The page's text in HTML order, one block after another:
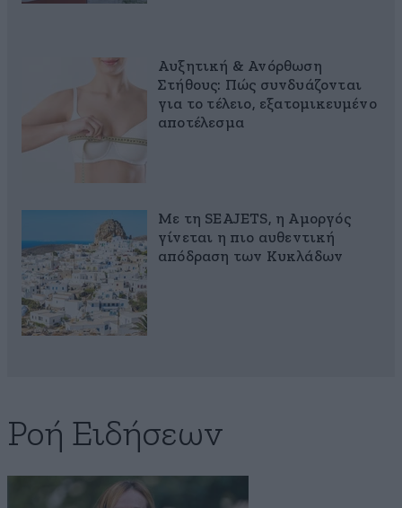
Αυξητική & Ανόρθωση
Στήθους: Πώς συνδυάζονται
για το τέλειο, εξατομικευμένο
αποτέλεσμα
Με τη SEAJETS, η Αμοργός
γίνεται η πιο αυθεντική
απόδραση των Κυκλάδων
Ροή Ειδήσεων